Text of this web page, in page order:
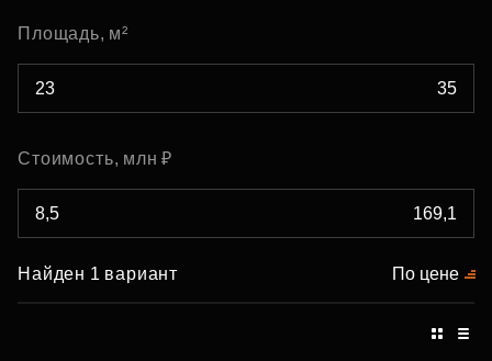
Площадь, м²
Стоимость, млн ₽
Найден 1 вариант По цене